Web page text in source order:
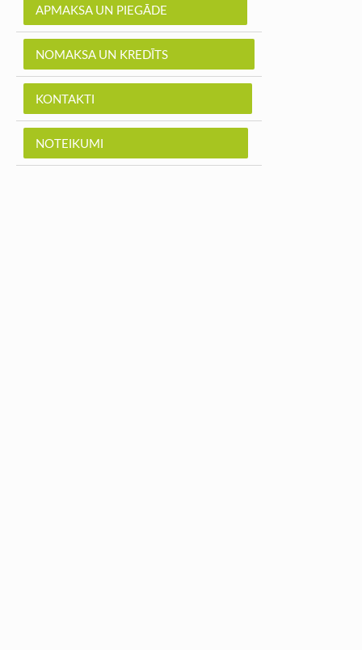
APMAKSA UN PIEGĀDE
NOMAKSA UN KREDĪTS
KONTAKTI
NOTEIKUMI